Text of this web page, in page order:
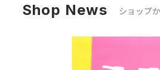
Shop News ショップ